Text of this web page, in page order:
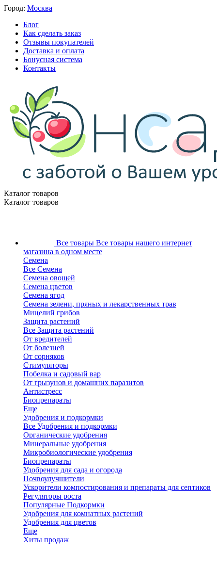
Город: Москва
Блог
Как сделать заказ
Отзывы покупателей
Доставка и оплата
Бонусная система
Контакты
Каталог товаров
Каталог товаров
Все товары Все товары нашего интернет
магазина в одном месте
Семена
Все Семена
Семена овощей
Семена цветов
Семена ягод
Семена зелени, пряных и лекарственных трав
Мицелий грибов
Защита растений
Все Защита растений
От вредителей
От болезней
От сорняков
Стимуляторы
Побелка и садовый вар
От грызунов и домашних паразитов
Антистресс
Биопрепараты
Еще
Удобрения и подкормки
Все Удобрения и подкормки
Органические удобрения
Минеральные удобрения
Микробиологические удобрения
Биопрепараты
Удобрения для сада и огорода
Почвоулучшители
Ускорители компостирования и препараты для септиков
Регуляторы роста
Популярные Подкормки
Удобрения для комнатных растений
Удобрения для цветов
Еще
Хиты продаж